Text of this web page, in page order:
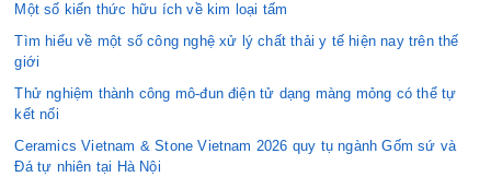
Một số kiến thức hữu ích về kim loại tấm
Tìm hiểu về một số công nghệ xử lý chất thải y tế hiện nay trên thế
giới
Thử nghiệm thành công mô-đun điện tử dạng màng mỏng có thể tự
kết nối
Ceramics Vietnam & Stone Vietnam 2026 quy tụ ngành Gốm sứ và
Đá tự nhiên tại Hà Nội